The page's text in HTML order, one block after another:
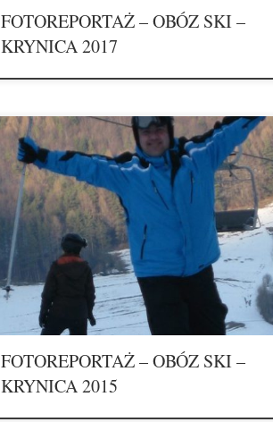
FOTOREPORTAŻ – OBÓZ SKI –
KRYNICA 2017
FOTOREPORTAŻ – OBÓZ SKI –
KRYNICA 2015